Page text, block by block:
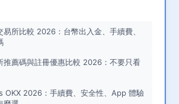
易所比較 2026：台幣出入金、手續費、
推薦碼與註冊優惠比較 2026：不要只看
OKX 2026：手續費、安全性、App 體驗